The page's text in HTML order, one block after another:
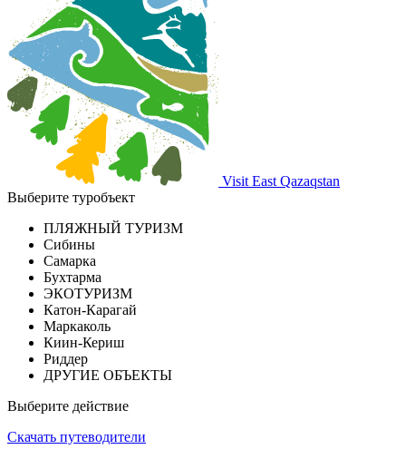
Visit East Qazaqstan
Выберите туробъект
ПЛЯЖНЫЙ ТУРИЗМ
Сибины
Самарка
Бухтарма
ЭКОТУРИЗМ
Катон-Карагай
Маркаколь
Киин-Кериш
Риддер
ДРУГИЕ ОБЪЕКТЫ
Выберите действие
Скачать путеводители